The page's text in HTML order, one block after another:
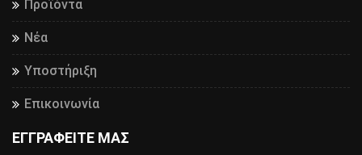
Προϊόντα
Νέα
Υποστήριξη
Επικοινωνία
ΕΓΓΡΑΦΕΙΤΕ ΜΑΣ